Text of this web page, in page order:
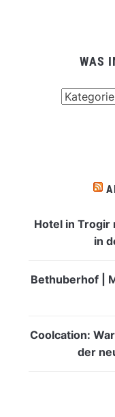
WAS
Hotel in Trogir
in
Bethuberhof |
Coolcation:
der